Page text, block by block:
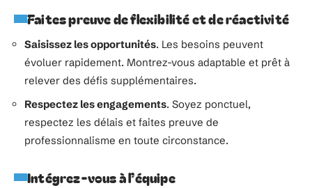
Faites preuve de flexibilité et de réactivité
Saisissez les opportunités. Les besoins peuvent
évoluer rapidement. Montrez-vous adaptable et prêt à
relever des défis supplémentaires.
Respectez les engagements. Soyez ponctuel,
respectez les délais et faites preuve de
professionnalisme en toute circonstance.
Intégrez-vous à l’équipe